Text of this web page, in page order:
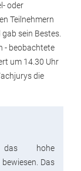
oder
Teilnehmern
sein Bestes.
- beobachtete
um 14.30 Uhr
die
das hohe
Das